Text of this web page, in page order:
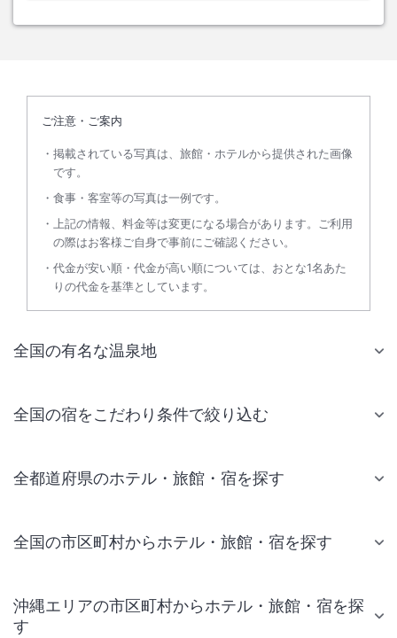
ご注意・ご案内
掲載されている写真は、旅館・ホテルから提供された画像
です。
食事・客室等の写真は一例です。
上記の情報、料金等は変更になる場合があります。ご利用
の際はお客様ご自身で事前にご確認ください。
代金が安い順・代金が高い順については、おとな1名あた
りの代金を基準としています。
全国の有名な温泉地
全国の宿をこだわり条件で絞り込む
全都道府県のホテル・旅館・宿を探す
全国の市区町村からホテル・旅館・宿を探す
沖縄エリアの市区町村からホテル・旅館・宿を探
す